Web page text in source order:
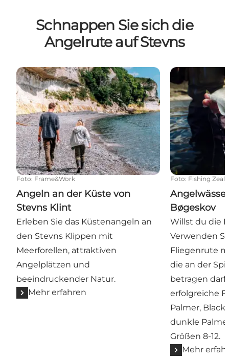
Schnappen Sie sich die
Angelrute auf Stevns
Angeln an der Küste von Stevns Klint
Foto: Frame&Work
Angeln an der Küste von
Stevns Klint
Erleben Sie das Küstenangeln an
den Stevns Klippen mit
Meerforellen, attraktiven
Angelplätzen und
beeindruckender Natur.
Mehr erfahren
Angelwässer
Foto: Fishing
Bøgeskov
Willst du die
Verwenden
Fliegenrute
die an der
betragen
erfolgreiche
Palmer,
dunkle
Größen 8-12.
Mehr